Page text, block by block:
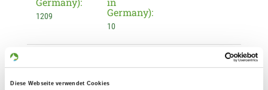
Diese Webseite verwendet Cookies
1209
Germany):
10
Contact: